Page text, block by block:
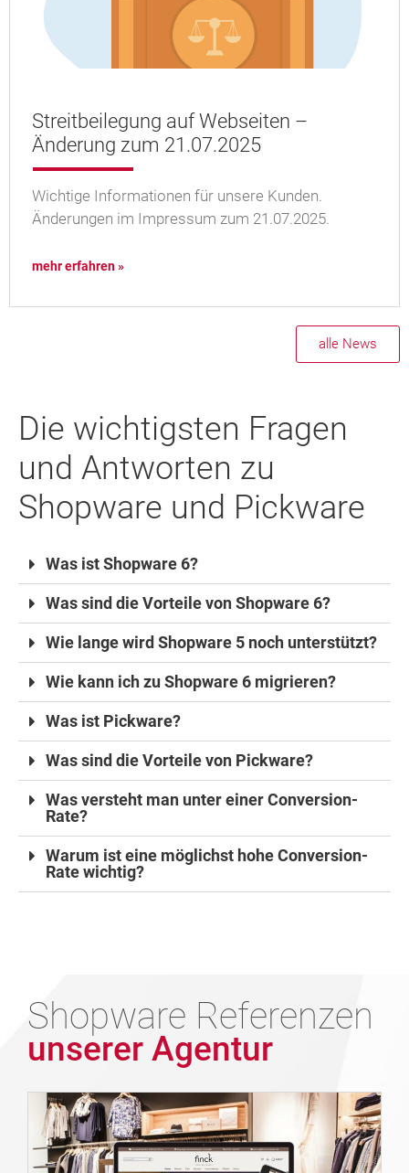
Streitbeilegung auf Webseiten –
Änderung zum 21.07.2025
Wichtige Informationen für unsere Kunden.
Änderungen im Impressum zum 21.07.2025.
mehr erfahren »
alle News
Die wichtigsten Fragen
und Antworten zu
Shopware und Pickware
Was ist Shopware 6?
Was sind die Vorteile von Shopware 6?
Wie lange wird Shopware 5 noch unterstützt?
Wie kann ich zu Shopware 6 migrieren?
Was ist Pickware?
Was sind die Vorteile von Pickware?
Was versteht man unter einer Conversion-
Rate?
Warum ist eine möglichst hohe Conversion-
Rate wichtig?
Shopware Referenzen
unserer Agentur